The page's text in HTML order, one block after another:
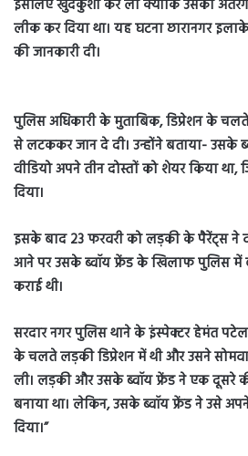
इसलिए खुदकुशी कर ली क्योंकि उसका अंतरंग
लीक कर दिया था। यह घटना छारानगर
की जानकारी दी।
पुलिस अधिकारी के मुताबिक, डिप्रेशन के
से लटककर जान दे दी। उन्होंने बताया- उसके
वीडियो अपने तीन दोस्तों को शेयर किया
दिया।
इसके बाद 23 फरवरी को लड़की के पैरेंट्स ने
आने पर उसके ब्वॉय फ्रेंड के खिलाफ पुलिस में
कराई थी।
सरदार नगर पुलिस थाने के इंस्पेक्टर हेमंत
के चलते लड़की डिप्रेशन में थी और उसने
ली। लड़की और उसके ब्वॉय फ्रेंड ने एक दूसरे
बनाया था। लेकिन, उसके ब्वॉय फ्रेंड ने उसे
दिया।”